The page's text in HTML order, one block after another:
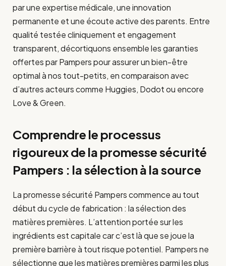
par une expertise médicale, une innovation
permanente et une écoute active des parents. Entre
qualité testée cliniquement et engagement
transparent, décortiquons ensemble les garanties
offertes par Pampers pour assurer un bien-être
optimal à nos tout-petits, en comparaison avec
d’autres acteurs comme Huggies, Dodot ou encore
Love & Green.
Comprendre le processus
rigoureux de la promesse sécurité
Pampers : la sélection à la source
La promesse sécurité Pampers commence au tout
début du cycle de fabrication : la sélection des
matières premières. L’attention portée sur les
ingrédients est capitale car c’est là que se joue la
première barrière à tout risque potentiel. Pampers ne
sélectionne que les matières premières parmi les plus